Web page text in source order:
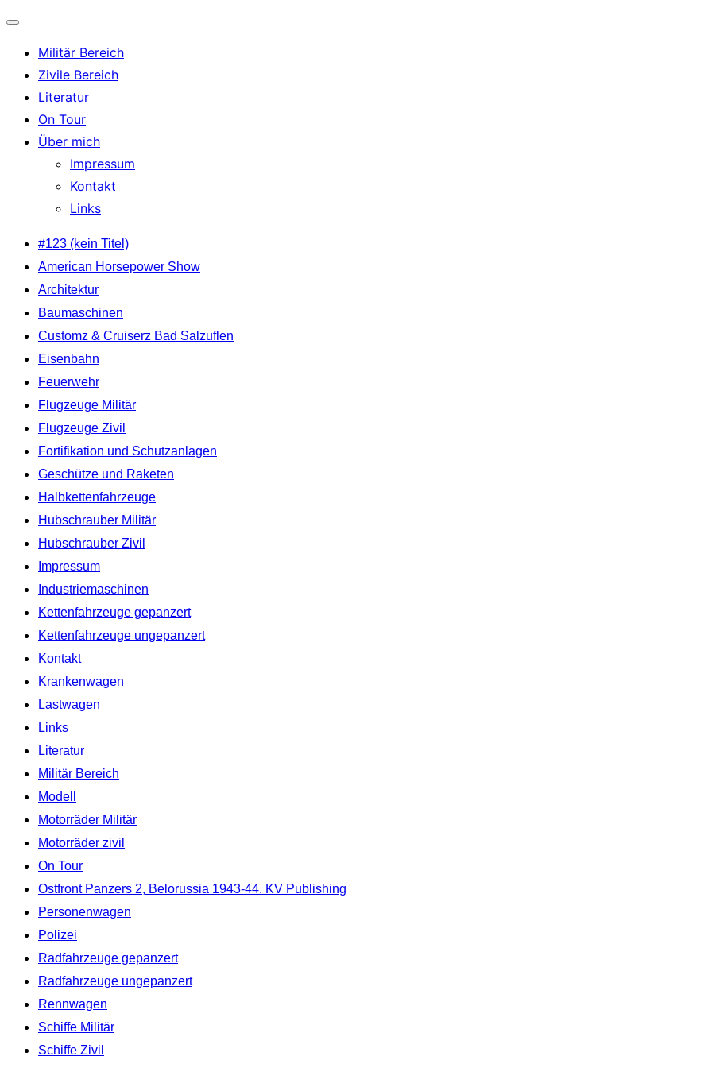
umschalten
Militär Bereich
Zivile Bereich
Literatur
On Tour
Über mich
Impressum
Kontakt
Links
Zum
Inhalt
springen
#123 (kein Titel)
American Horsepower Show
Architektur
Baumaschinen
Customz & Cruiserz Bad Salzuflen
Eisenbahn
Feuerwehr
Flugzeuge Militär
Flugzeuge Zivil
Fortifikation und Schutzanlagen
Geschütze und Raketen
Halbkettenfahrzeuge
Hubschrauber Militär
Hubschrauber Zivil
Impressum
Industriemaschinen
Kettenfahrzeuge gepanzert
Kettenfahrzeuge ungepanzert
Kontakt
Krankenwagen
Lastwagen
Links
Literatur
Militär Bereich
Modell
Motorräder Militär
Motorräder zivil
On Tour
Ostfront Panzers 2, Belorussia 1943-44. KV Publishing
Personenwagen
Polizei
Radfahrzeuge gepanzert
Radfahrzeuge ungepanzert
Rennwagen
Schiffe Militär
Schiffe Zivil